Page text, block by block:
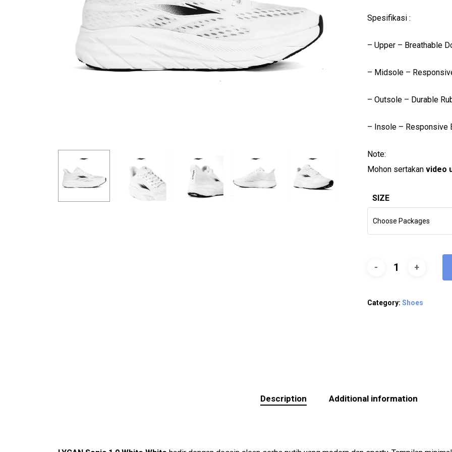
Spesifikasi :
– Upper – Breathable
– ⁠Midsole –
– Outsole – Durable
– Insole – Responsive
Note:
Mohon sertakan video
SIZE
Choose Packages
Category: Shoes
Description Additional information